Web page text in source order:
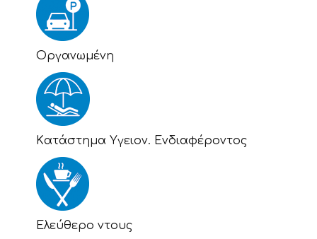
Οργανωμένη
Kατάστημα Υγειον. Ενδιαφέροντος
Eλεύθερο ντους